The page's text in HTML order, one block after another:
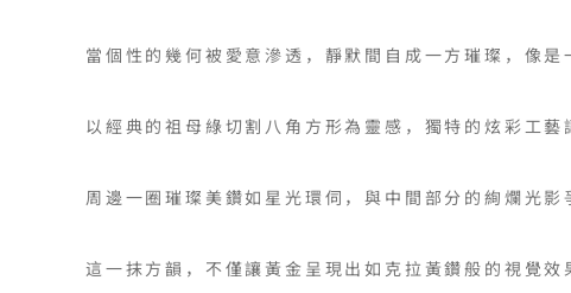
當個性的幾何被愛意滲透，靜默間自成一方璀璨，像
以經典的祖母綠切割八角方形為靈感，獨特的炫彩工
周邊一圈璀璨美鑽如星光環伺，與中間部分的絢爛光影
這一抹方韻，不僅讓黃金呈現出如克拉黃鑽般的視覺效